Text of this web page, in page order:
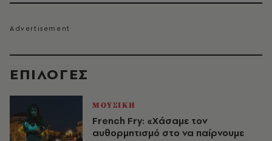
EΠΙΛΟΓΈΣ
ΜΟΥΣΙΚΗ
French Fry: «Χάσαμε τον
αυθορμητισμό στο να παίρνουμε